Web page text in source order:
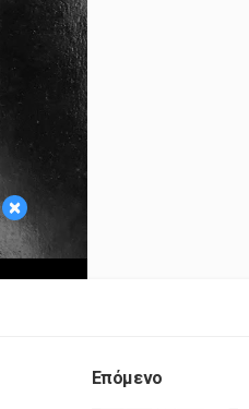
×
Επόμενο